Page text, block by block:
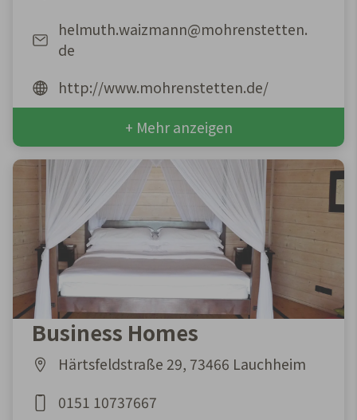
helmuth.waizmann@mohrenstetten.
de
http://www.mohrenstetten.de/
+ Mehr anzeigen
Business Homes
Härtsfeldstraße 29, 73466 Lauchheim
0151 10737667